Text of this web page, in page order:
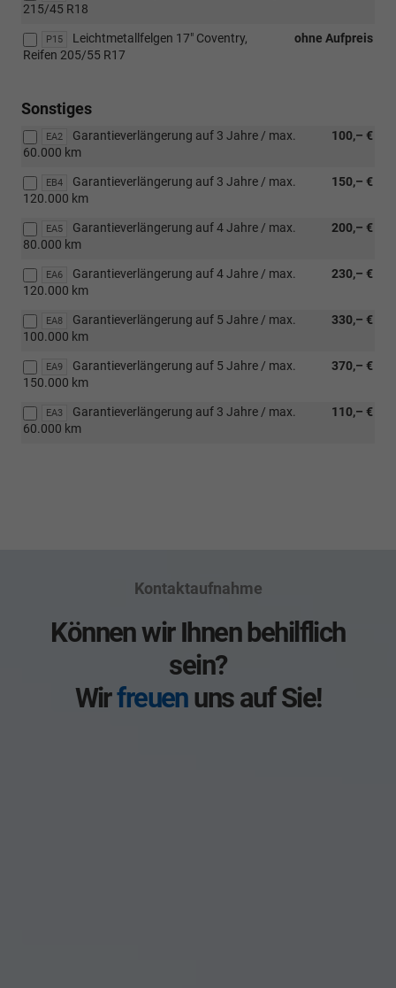
215/45 R18
P15 ohne Aufpreis
Leichtmetallfelgen 17" Coventry,
Reifen 205/55 R17
Sonstiges
EA2 100,– €
Garantieverlängerung auf 3 Jahre / max.
60.000 km
EB4 150,– €
Garantieverlängerung auf 3 Jahre / max.
120.000 km
EA5 200,– €
Garantieverlängerung auf 4 Jahre / max.
80.000 km
EA6 230,– €
Garantieverlängerung auf 4 Jahre / max.
120.000 km
EA8 330,– €
Garantieverlängerung auf 5 Jahre / max.
100.000 km
EA9 370,– €
Garantieverlängerung auf 5 Jahre / max.
150.000 km
EA3 110,– €
Garantieverlängerung auf 3 Jahre / max.
60.000 km
Kontaktaufnahme
Können wir Ihnen behilflich
sein?
Wirfreuenuns auf Sie!